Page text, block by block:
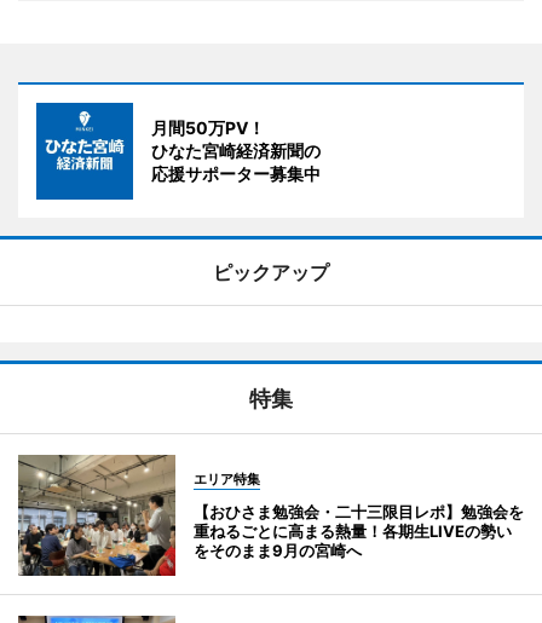
月間50万PV！
ひなた宮崎経済新聞の
応援サポーター募集中
ピックアップ
特集
エリア特集
【おひさま勉強会・二十三限目レポ】勉強会を
重ねるごとに高まる熱量！各期生LIVEの勢い
をそのまま9月の宮崎へ